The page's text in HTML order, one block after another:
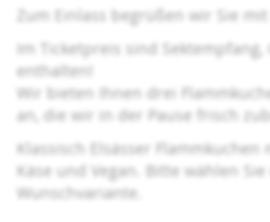
Zum Einlass begrüßen wir Sie mit
Im Ticketpreis sind
enthalten!
Wir bieten Ihnen drei
an, die wir in der Pause frisch
Klassisch Elsässer Flammkuchen
Käse und Vegan. Bitte wählen
Wunschvariante.